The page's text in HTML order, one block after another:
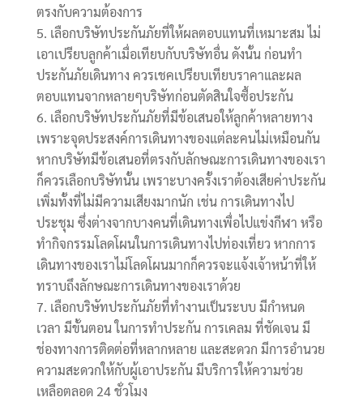
ตรงกับความต้องการ
เลือกบริษัทประกันภัยที่ให้ผลตอบแทนที่เหมาะสม ไม่
เอาเปรียบลูกค้าเมื่อเทียบกับบริษัทอื่น ดังนั้น ก่อนทำ
ประกันภัยเดินทาง ควรเชคเปรียบเทียบราคาและผล
ตอบแทนจากหลายๆบริษัทก่อนตัดสินใจซื้อประกัน
เลือกบริษัทประกันภัยที่มีข้อเสนอให้ลูกค้าหลายทาง
เพราะจุดประสงค์การเดินทางของแต่ละคนไม่เหมือนกัน
หากบริษัทมีข้อเสนอที่ตรงกับลักษณะการเดินทางของเรา
ก็ควรเลือกบริษัทนั้น เพราะบางครั้งเราต้องเสียค่าประกัน
เพิ่มทั้งที่ไม่มีความเสียงมากนัก เช่น การเดินทางไป
ประชุม ซึ่งต่างจากบางคนที่เดินทางเพื่อไปแข่งกีฬา หรือ
ทำกิจกรรมโลดโผนในการเดินทางไปท่องเที่ยว หากการ
เดินทางของเราไม่โลดโผนมากก็ควรจะแจ้งเจ้าหน้าที่ให้
ทราบถึงลักษณะการเดินทางของเราด้วย
เลือกบริษัทประกันภัยที่ทำงานเป็นระบบ มีกำหนด
เวลา มีขั้นตอน ในการทำประกัน การเคลม ที่ชัดเจน มี
ช่องทางการติดต่อที่หลากหลาย และสะดวก มีการอำนวย
ความสะดวกให้กับผู้เอาประกัน มีบริการให้ความช่วย
เหลือตลอด 24 ชั่วโมง